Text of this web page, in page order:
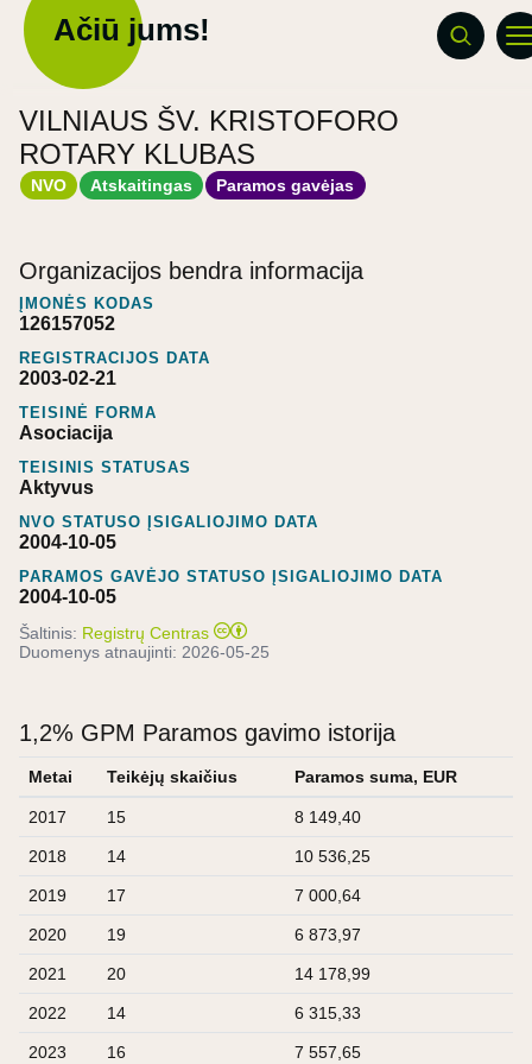
Ačiū jums!
VILNIAUS ŠV. KRISTOFORO
ROTARY KLUBAS
NVO Atskaitingas Paramos gavėjas
Organizacijos bendra informacija
ĮMONĖS KODAS
126157052
REGISTRACIJOS DATA
2003-02-21
TEISINĖ FORMA
Asociacija
TEISINIS STATUSAS
Aktyvus
NVO STATUSO ĮSIGALIOJIMO DATA
2004-10-05
PARAMOS GAVĖJO STATUSO ĮSIGALIOJIMO DATA
2004-10-05
Šaltinis: Registrų Centras
Duomenys atnaujinti: 2026-05-25
1,2% GPM Paramos gavimo istorija
Metai Teikėjų skaičius Paramos suma, EUR
2017 15 8 149,40
2018 14 10 536,25
2019 17 7 000,64
2020 19 6 873,97
2021 20 14 178,99
2022 14 6 315,33
2023 16 7 557,65